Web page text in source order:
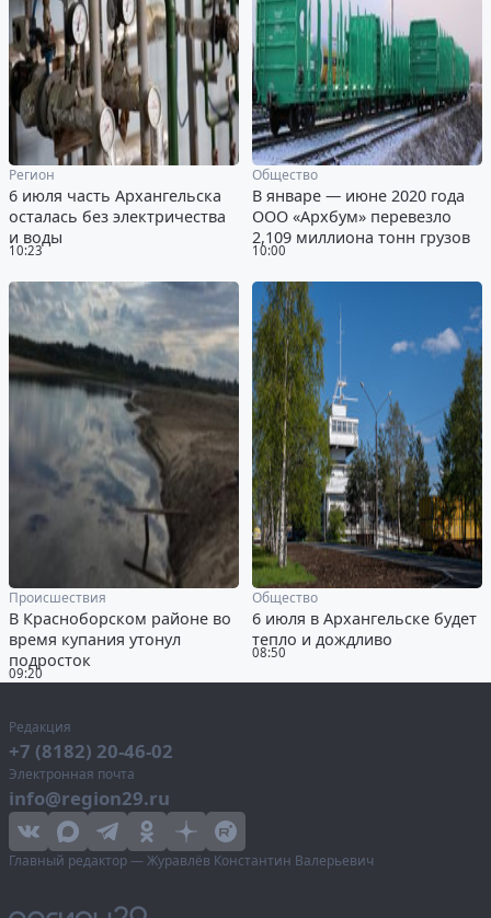
10:23
Регион
6 июля часть Архангельска
осталась без электричества
и воды
10:00
Общество
В январе — июне 2020 года
ООО «Архбум» перевезло
2,109 миллиона тонн грузов
09:20
Происшествия
В Красноборском районе во
время купания утонул
подросток
08:50
Общество
6 июля в Архангельске будет
тепло и дождливо
Редакция
+7 (8182) 20-46-02
Электронная почта
info@region29.ru
Главный редактор — Журавлёв Константин Валерьевич